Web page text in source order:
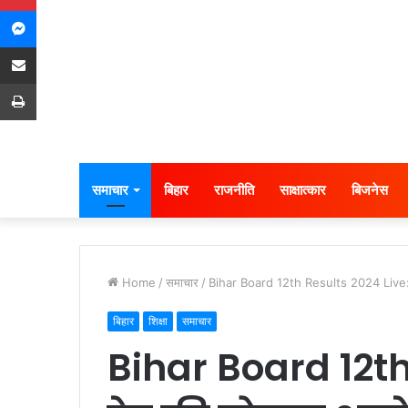
समाचार बिहार राजनीति साक्षात्कार बिजनेस
Home / समाचार / Bihar Board 12th Results 2024 Live:
बिहार शिक्षा समाचार
Bihar Board
Messenger
Share via Email